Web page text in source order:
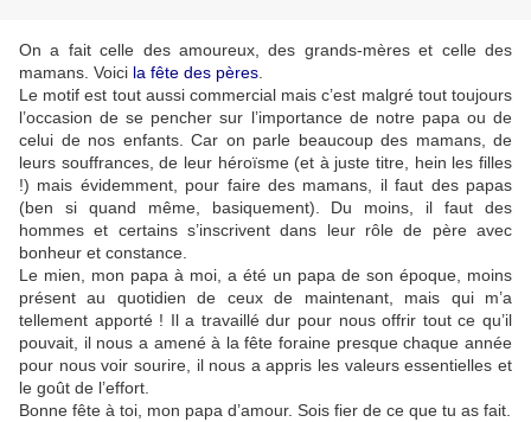
On a fait celle des amoureux, des grands-mères et celle des
mamans. Voici la fête des pères
Le motif est tout aussi commercial mais c’est malgré tout toujours
l’occasion de se pencher sur l’importance de notre papa ou de
celui de nos enfants. Car on parle beaucoup des mamans, de
leurs souffrances, de leur héroïsme (et à juste titre, hein les filles
!) mais évidemment, pour faire des mamans, il faut des papas
(ben si quand même, basiquement). Du moins, il faut des
hommes et certains s’inscrivent dans leur rôle de père avec
bonheur et constance.
Le mien, mon papa à moi, a été un papa de son époque, moins
présent au quotidien de ceux de maintenant, mais qui m’a
tellement apporté ! Il a travaillé dur pour nous offrir tout ce qu’il
pouvait, il nous a amené à la fête foraine presque chaque année
pour nous voir sourire, il nous a appris les valeurs essentielles et
le goût de l’effort.
Bonne fête à toi, mon papa d’amour. Sois fier de ce que tu as fait.